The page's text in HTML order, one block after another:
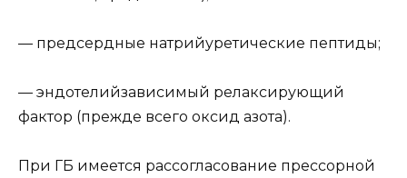
— предсердные натрийуретические пептиды;
— эндотелийзависимый релаксирующий
фактор (прежде всего оксид азота).
При ГБ имеется рассогласование прессорной